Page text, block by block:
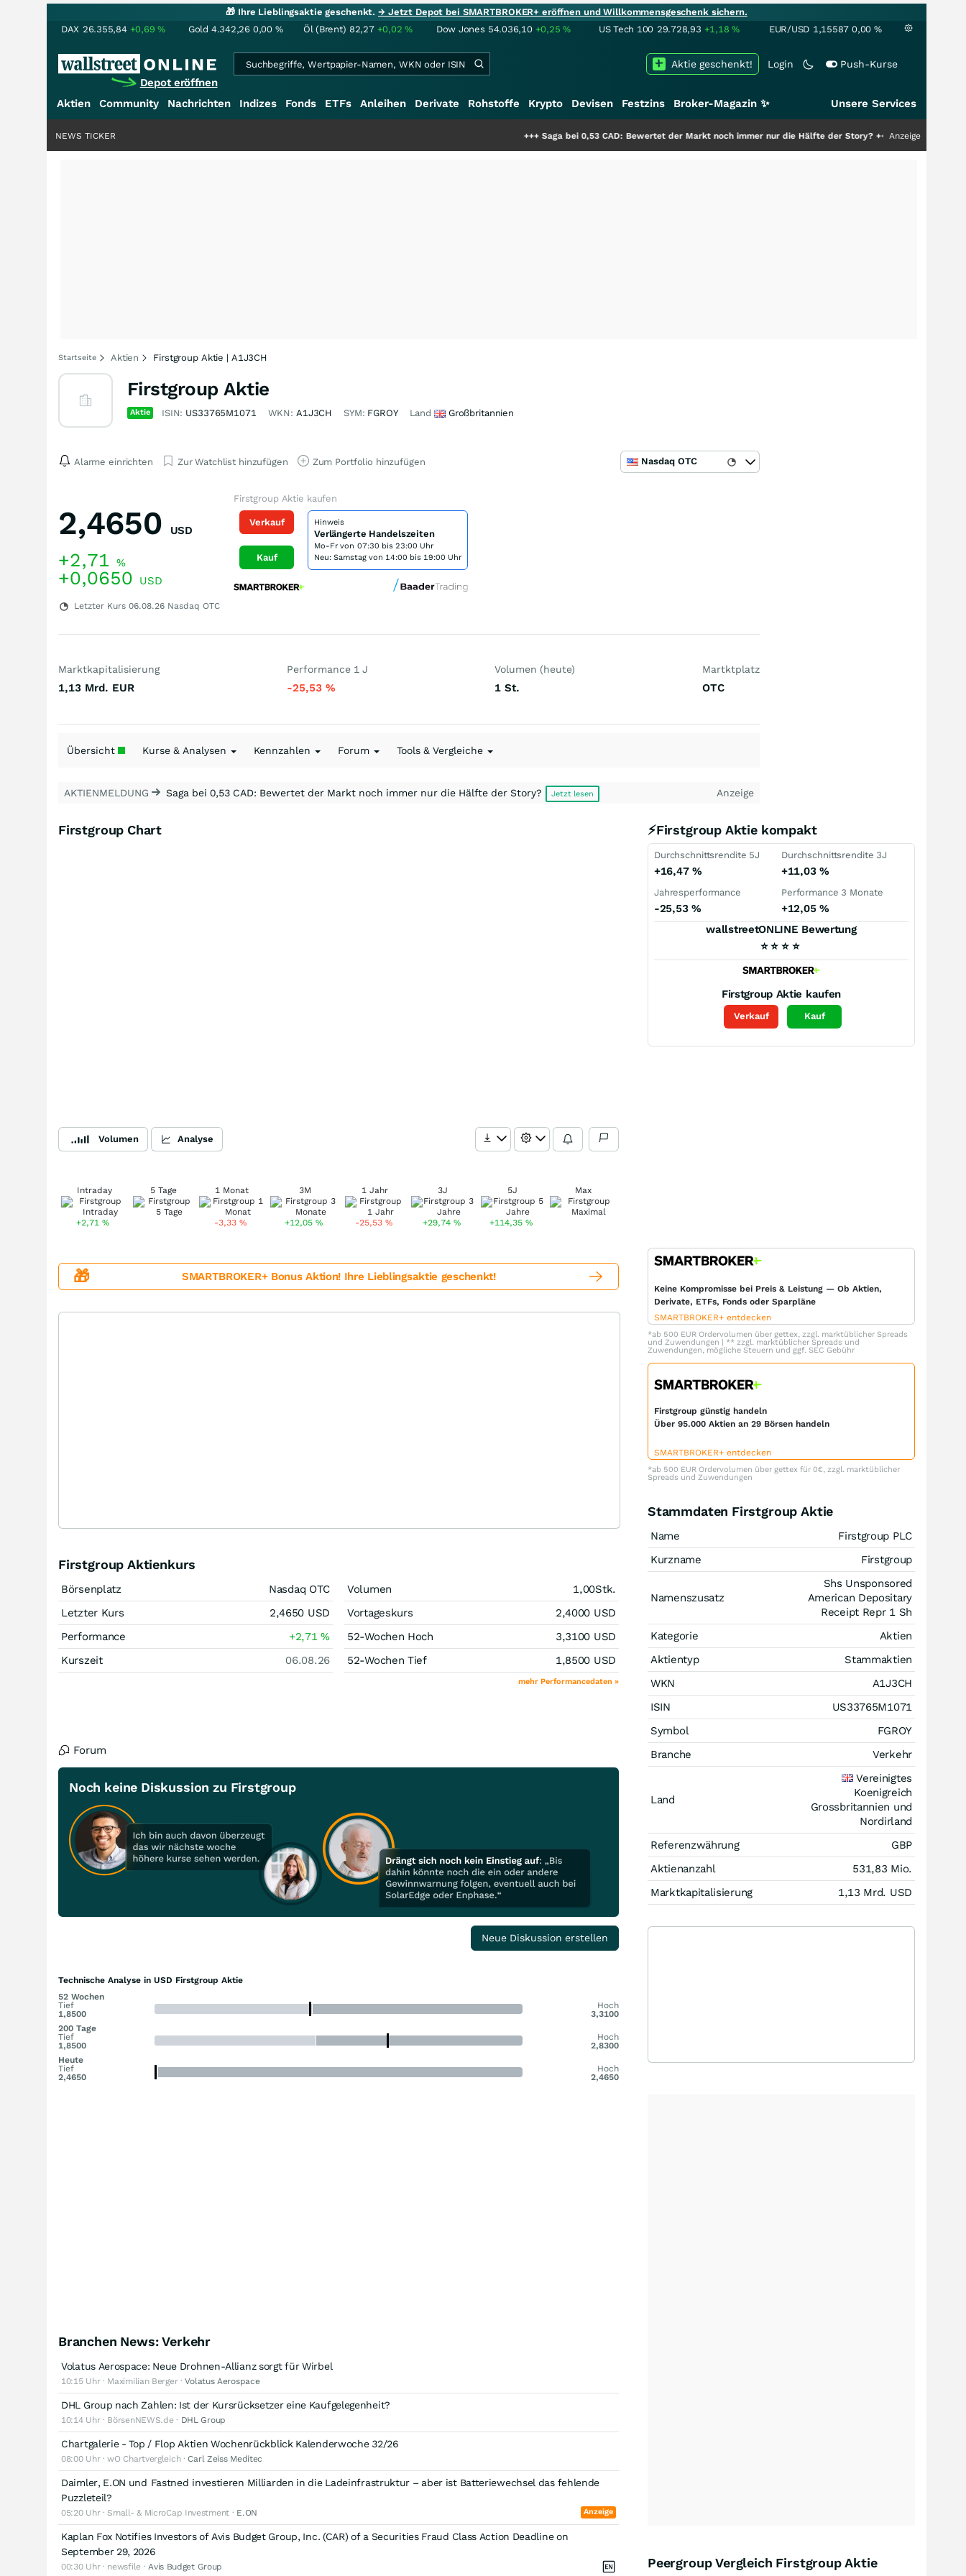
🎁 Ihre Lieblingsaktie geschenkt.→ Jetzt Depot bei SMARTBROKER+ eröffnen und Willkommensgeschenk sichern.
DAX 26.355,84 +0,69% Gold 4.342,26 0,00 % Öl (Brent) 82,27 +0,02% Dow Jones 54.036,10 +0,25% US Tech 100 29.728,93 +1,18% EUR/USD 1,15587 0,00 %
Depot eröffnen
Login Push-Kurse
Aktie geschenkt!
Aktien Community Nachrichten Indizes Fonds ETFs Anleihen Derivate Rohstoffe Krypto Devisen Festzins Broker-Magazin ✨ Unsere Services
Saga bei 0,53 CAD: Bewertet der Markt noch immer nur die Hälfte der Story?+++ Anzeige
NEWS TICKER
Startseite Aktien Firstgroup Aktie | A1J3CH
Firstgroup Aktie
Aktie ISIN: US33765M1071 WKN: A1J3CH SYM: FGROY Land Großbritannien
Alarme einrichten Zur Watchlist hinzufügen Zum Portfolio hinzufügen Nasdaq OTC
2,4650 USD
+2,71 %
+0,0650 USD
Letzter Kurs 06.08.26 Nasdaq OTC
Firstgroup Aktie kaufen
Verkauf
Kauf
Hinweis
Verlängerte Handelszeiten
Mo-Fr von 07:30 bis 23:00 Uhr
Neu: Samstag von 14:00 bis 19:00 Uhr
Marktkapitalisierung
1,13 Mrd. EUR
Performance 1 J
-25,53 %
Volumen (heute)
1 St.
Martktplatz
OTC
Übersicht Kurse & Analysen Kennzahlen Forum Tools & Vergleiche
AKTIENMELDUNG Saga bei 0,53 CAD: Bewertet der Markt noch immer nur die Hälfte der Story? Jetzt lesen Anzeige
Firstgroup Chart
Volumen Analyse
Intraday
+2,71%
5 Tage 1 Monat
-3,33%
3M
+12,05 %
1 Jahr
-25,53 %
3J
+29,74 %
5J
+114,35 %
Max
⚡Firstgroup Aktie kompakt
Durchschnittsrendite 5J
+16,47 %
Durchschnittsrendite 3J
+11,03 %
Jahresperformance
-25,53 %
Performance 3 Monate
+12,05 %
wallstreetONLINE Bewertung
⭐ ⭐ ⭐ ⭐
Firstgroup Aktie kaufen
Verkauf Kauf
🎁 SMARTBROKER+ Bonus Aktion! Ihre Lieblingsaktie geschenkt!
Firstgroup Aktienkurs
Börsenplatz
Nasdaq OTC
Letzter Kurs
2,4650 USD
Performance
+2,71%
Kurszeit
06.08.26
Volumen 1,00Stk.
Vortageskurs
2,4000 USD
52-Wochen Hoch
3,3100 USD
52-Wochen Tief
1,8500 USD
mehr Performancedaten »
Forum
Noch keine Diskussion zu Firstgroup
Neue Diskussion erstellen
Technische Analyse in USD Firstgroup Aktie
52 Wochen
Tief
1,8500
Hoch
3,3100
200 Tage
Tief
1,8500
Hoch
2,8300
Heute
Tief
2,4650
Hoch
2,4650
Branchen News: Verkehr
Volatus Aerospace: Neue Drohnen-Allianz sorgt für Wirbel
10:15 Uhr · Maximilian Berger ·Volatus Aerospace
DHL Group nach Zahlen: Ist der Kursrücksetzer eine Kaufgelegenheit?
10:14 Uhr · BörsenNEWS.de · DHL Group
Chartgalerie - Top / Flop Aktien Wochenrückblick Kalenderwoche 32/26
08:00 Uhr · wO Chartvergleich ·Carl Zeiss Meditec
Daimler, E.ON und Fastned investieren Milliarden in die Ladeinfrastruktur – aber ist Batteriewechsel das fehlende
Puzzleteil?
05:20 Uhr · Small- & MicroCap Investment · E.ON Anzeige
Kaplan Fox Notifies Investors of Avis Budget Group, Inc. (CAR) of a Securities Fraud Class Action Deadline on
September 29, 2026
00:30 Uhr · newsfile ·Avis Budget Group
Keine Kompromisse bei Preis & Leistung — Ob Aktien,
Derivate, ETFs, Fonds oder Sparpläne
SMARTBROKER+ entdecken
*ab 500 EUR Ordervolumen über gettex, zzgl. marktüblicher Spreads
und Zuwendungen | ** zzgl. marktüblicher Spreads und
Zuwendungen, mögliche Steuern und ggf. SEC Gebühr
Firstgroup günstig handeln
Über 95.000 Aktien an 29 Börsen handeln
SMARTBROKER+ entdecken
*ab 500 EUR Ordervolumen über gettex für 0€, zzgl. marktüblicher
Spreads und Zuwendungen
Stammdaten Firstgroup Aktie
Name
Firstgroup PLC
Kurzname
Firstgroup
Namenszusatz
Shs Unsponsored
American Depositary
Receipt Repr 1 Sh
Kategorie
Aktien
Aktientyp
Stammaktien
WKN
A1J3CH
ISIN
US33765M1071
Symbol
FGROY
Branche
Verkehr
Land
Vereinigtes
Koenigreich
Grossbritannien und
Nordirland
Referenzwährung
GBP
Aktienanzahl
531,83 Mio.
Marktkapitalisierung
1,13 Mrd. USD
Peergroup Vergleich Firstgroup Aktie